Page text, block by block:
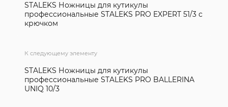
STALEKS Ножницы для кутикулы
профессиональные STALEKS PRO EXPERT 51/3 с
крючком
К следующему элементу
STALEKS Ножницы для кутикулы
профессиональные STALEKS PRO BALLERINA
UNIQ 10/3